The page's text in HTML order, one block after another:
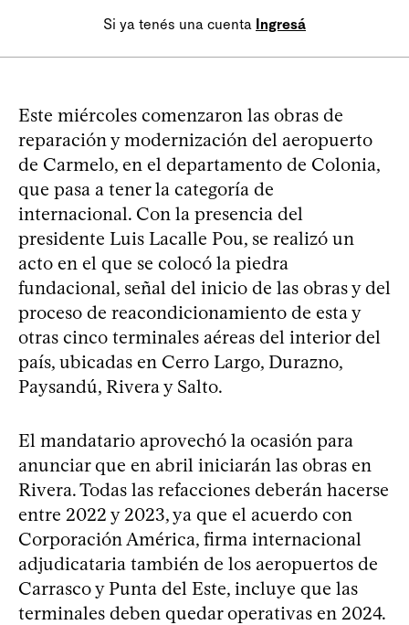
Si ya tenés una cuenta Ingresá
Este miércoles comenzaron las obras de
reparación y modernización del aeropuerto
de Carmelo, en el departamento de Colonia,
que pasa a tener la categoría de
internacional. Con la presencia del
presidente Luis Lacalle Pou, se realizó un
acto en el que se colocó la piedra
fundacional, señal del inicio de las obras y del
proceso de reacondicionamiento de esta y
otras cinco terminales aéreas del interior del
país, ubicadas en Cerro Largo, Durazno,
Paysandú, Rivera y Salto.
El mandatario aprovechó la ocasión para
anunciar que en abril iniciarán las obras en
Rivera. Todas las refacciones deberán hacerse
entre 2022 y 2023, ya que el acuerdo con
Corporación América, firma internacional
adjudicataria también de los aeropuertos de
Carrasco y Punta del Este, incluye que las
terminales deben quedar operativas en 2024.